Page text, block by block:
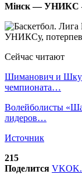
Мiнск — УНИКС
Сейчас читают
Шиманович и
чемпионата…
Волейболисты
лидеров…
Источник
215
Поделится VK